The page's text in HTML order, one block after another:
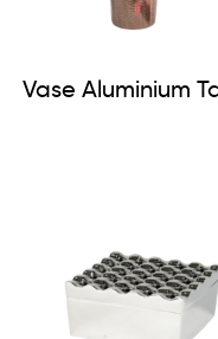
Vase Aluminium